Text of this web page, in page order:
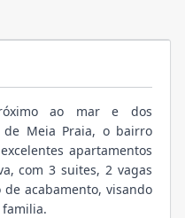
ao mar e dos
de Meia Praia, o bairro
apartamentos
com 3 suites, 2 vagas
acabamento, visando